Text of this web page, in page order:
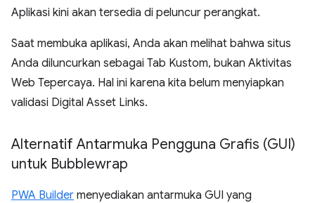
Aplikasi kini akan tersedia di peluncur perangkat.
Saat membuka aplikasi, Anda akan melihat bahwa situs
Anda diluncurkan sebagai Tab Kustom, bukan Aktivitas
Web Tepercaya. Hal ini karena kita belum menyiapkan
validasi Digital Asset Links.
Alternatif Antarmuka Pengguna Grafis (GUI)
untuk Bubblewrap
PWA Builder menyediakan antarmuka GUI yang